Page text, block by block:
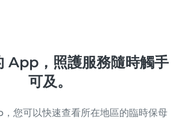
App，照護服務隨時觸手
可及。
您可以快速查看所在地區的臨時保母